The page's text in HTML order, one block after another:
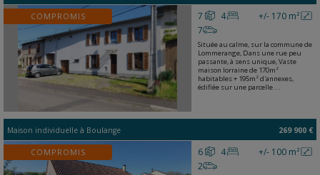
COMPROMIS +/- 170 m²
7
4
7
Située au calme, sur la commune de
Lommerange, Dans une rue peu
passante, à sens unique, Vaste
maison lorraine de 170m²
habitables + 195m² d'annexes,
édifiée sur une parcelle ...
Maison individuelle à Boulange 269 900 €
COMPROMIS +/- 100 m²
6
4
2